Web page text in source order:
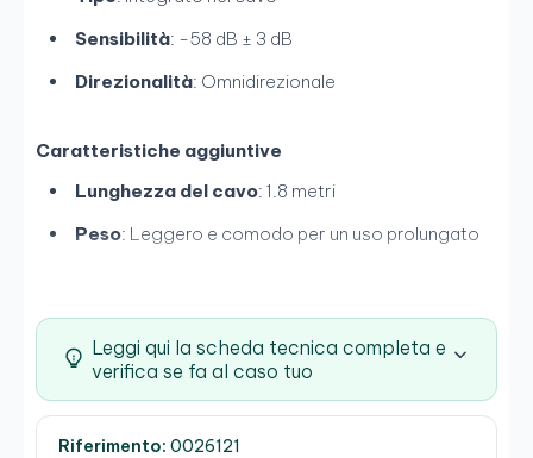
Sensibilità: -58 dB ± 3 dB
Direzionalità: Omnidirezionale
Caratteristiche aggiuntive
Lunghezza del cavo: 1.8 metri
Peso: Leggero e comodo per un uso prolungato
Leggi qui la scheda tecnica completa e
verifica se fa al caso tuo
Riferimento: 0026121